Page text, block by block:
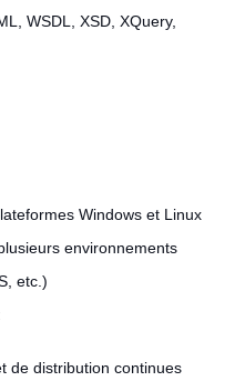
WSDL, XSD, XQuery,
Windows et Linux
environnements
etc.)
de distribution continues